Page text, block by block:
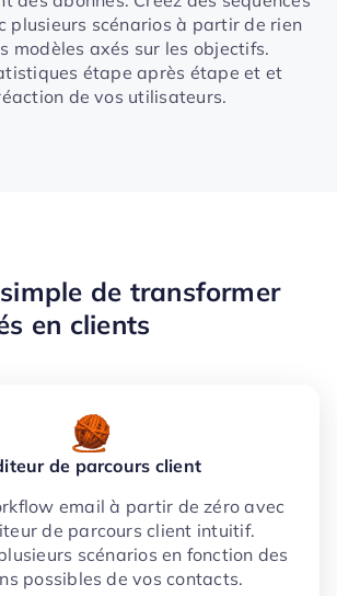
plusieurs scénarios à partir de rien
modèles axés sur les objectifs.
étape après étape et et
de vos utilisateurs.
de transformer
en clients
de parcours client
email à partir de zéro avec
de parcours client intuitif.
scénarios en fonction des
possibles de vos contacts.